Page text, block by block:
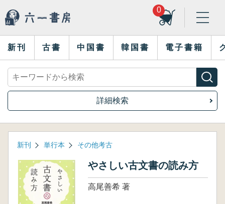
0
新刊 古書 中国書 韓国書 電子書籍
詳細検索
新刊 単行本 その他考古
やさしい古文書の読み方
高尾善希 著